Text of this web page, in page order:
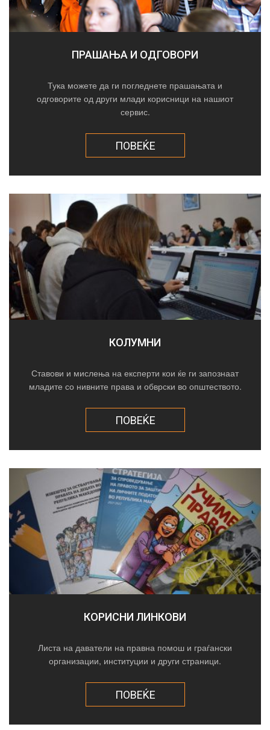
ПРАШАЊА И ОДГОВОРИ
Тука можете да ги погледнете прашањата и
одговорите од други млади корисници на нашиот
сервис.
ПОВЕЌЕ
КОЛУМНИ
Ставови и мислења на експерти кои ќе ги запознаат
младите со нивните права и обврски во општеството.
ПОВЕЌЕ
КОРИСНИ ЛИНКОВИ
Листа на даватели на правна помош и граѓански
организации, институции и други страници.
ПОВЕЌЕ